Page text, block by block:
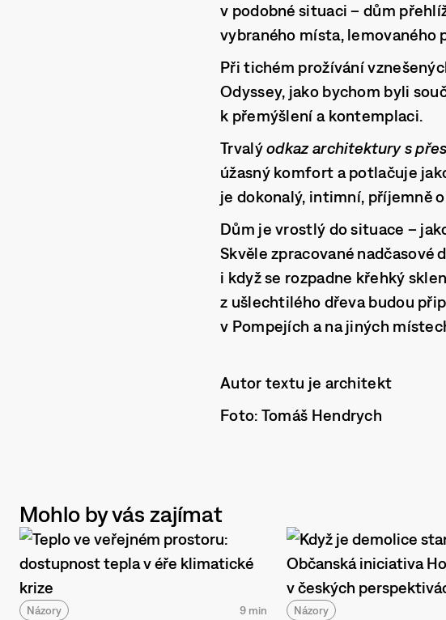
v podobné situaci – dům
vybraného místa,
Při tichém prožívání
Odyssey, jako bychom byli
k přemýšlení a kontemplaci.
Trvalýodkaz architektury s
úžasný komfort a potlačuje
je dokonalý, intimní, příjemně
Dům je vrostlý do situace –
Skvěle zpracované
i když se rozpadne křehký
z ušlechtilého dřeva budou
v Pompejích a na jiných
Autor textu je architekt
Foto: Tomáš Hendrych
Mohlo by vás zajímat
Názory 9 min Názory